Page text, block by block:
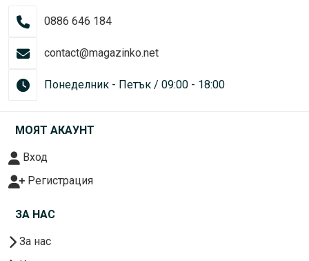
0886 646 184
contact@magazinko.net
Понеделник - Петък / 09:00 - 18:00
МОЯТ АКАУНТ
Вход
Регистрация
ЗА НАС
За нас